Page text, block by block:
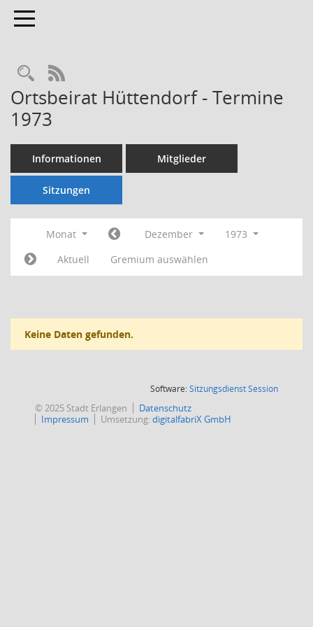
Toggle navigation
Rechercheauswahl
RSS-Feed
Ortsbeirat Hüttendorf - Termine
1973
Informationen Mitglieder
Sitzungen
Monat Dezember
1973
Aktuell
Gremium auswählen
Keine Daten gefunden.
Software:SitzungsdienstSession(Wird in
© 2025 Stadt Erlangen
Datenschutz
Impressum
Umsetzung:digitalfabriX GmbH